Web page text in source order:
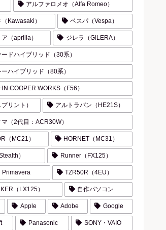
アルファロメオ（Alfa Romeo）
Kawasaki） ベスパ（Vespa）
（aprilia） ジレラ（GILERA）
ドハイブリッド（30系）
ハイブリッド（80系）
COOPER WORKS（F56）
リント） アルトラパン（HE21S）
（2代目：ACR30W）
（MC21） HORNET（MC31）
） Runner（FX125）
Primavera TZR50R（4EU）
（LX125） 自作パソコン
Apple Adobe Google
Panasonic SONY・VAIO